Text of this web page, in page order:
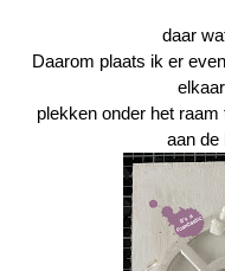
daar
Daarom plaats ik er
plekken onder het
aan de